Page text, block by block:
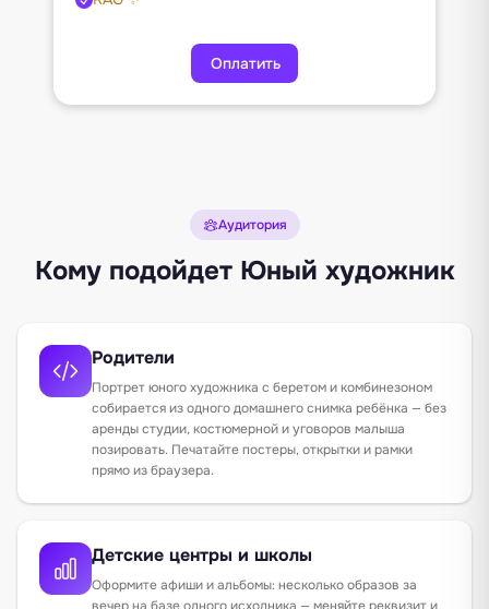
Оплатить
Аудитория
Кому подойдет Юный художник
Родители
Портрет юного художника с беретом и комбинезоном
собирается из одного домашнего снимка ребёнка — без
аренды студии, костюмерной и уговоров малыша
позировать. Печатайте постеры, открытки и рамки
прямо из браузера.
Детские центры и школы
Оформите афиши и альбомы: несколько образов за